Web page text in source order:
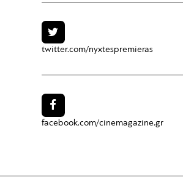
twitter.com/nyxtespremieras
facebook.com/cinemagazine.gr